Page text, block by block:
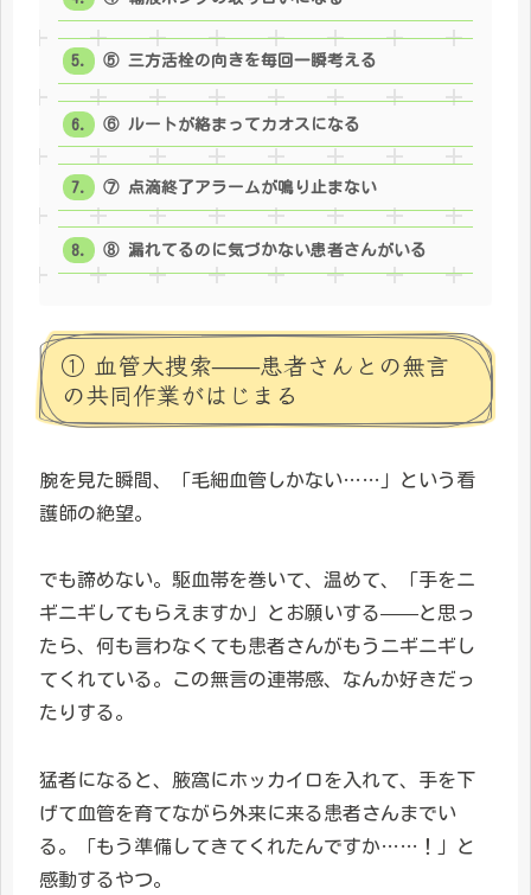
⑤ 三方活栓の向きを毎回一瞬考える
⑥ ルートが絡まってカオスになる
⑦ 点滴終了アラームが鳴り止まない
⑧ 漏れてるのに気づかない患者さんがいる
① 血管大捜索——患者さんとの無言
の共同作業がはじまる
腕を見た瞬間、「毛細血管しかない……」という看
護師の絶望。
でも諦めない。駆血帯を巻いて、温めて、「手をニ
ギニギしてもらえますか」とお願いする——と思っ
たら、何も言わなくても患者さんがもうニギニギし
てくれている。この無言の連帯感、なんか好きだっ
たりする。
猛者になると、腋窩にホッカイロを入れて、手を下
げて血管を育てながら外来に来る患者さんまでい
る。「もう準備してきてくれたんですか……！」と
感動するやつ。